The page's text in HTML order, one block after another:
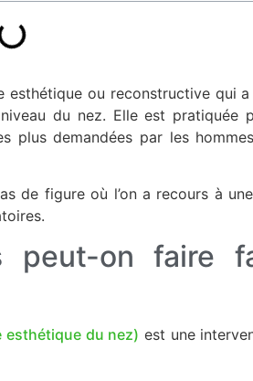
esthétique ou reconstructive qui
du nez. Elle est pratiquée
plus demandées par les
de figure où l’on a recours à
peut-on faire
du nez) est une